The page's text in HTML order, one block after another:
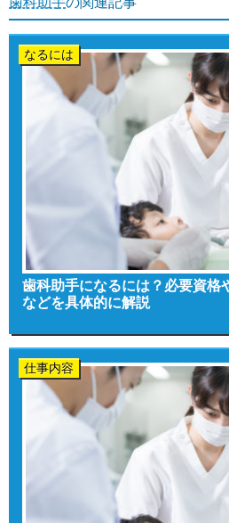
なるには
歯科助手になるには？必要資格
などを具体的に解説
仕事内容